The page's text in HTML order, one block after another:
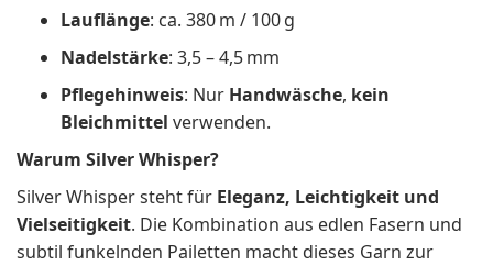
Lauflänge: ca. 380 m / 100 g
Nadelstärke: 3,5 – 4,5 mm
Pflegehinweis: Nur Handwäsche, kein
Bleichmittel verwenden.
Warum Silver Whisper?
Silver Whisper steht für Eleganz, Leichtigkeit und
Vielseitigkeit. Die Kombination aus edlen Fasern und
subtil funkelnden Pailetten macht dieses Garn zur